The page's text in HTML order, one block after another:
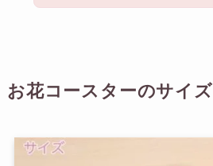
お花コースターのサイズ